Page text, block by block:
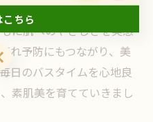
などの天然ハーブ配合入
に肌へのやさしさを実感
れ予防にもつながり、美
日のバスタイムを心地良
素肌美を育てていきまし
ちら
こちら